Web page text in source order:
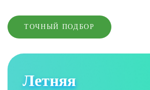
ТОЧНЫЙ ПОДБОР
Летняя